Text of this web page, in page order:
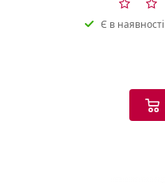
Є в наявності